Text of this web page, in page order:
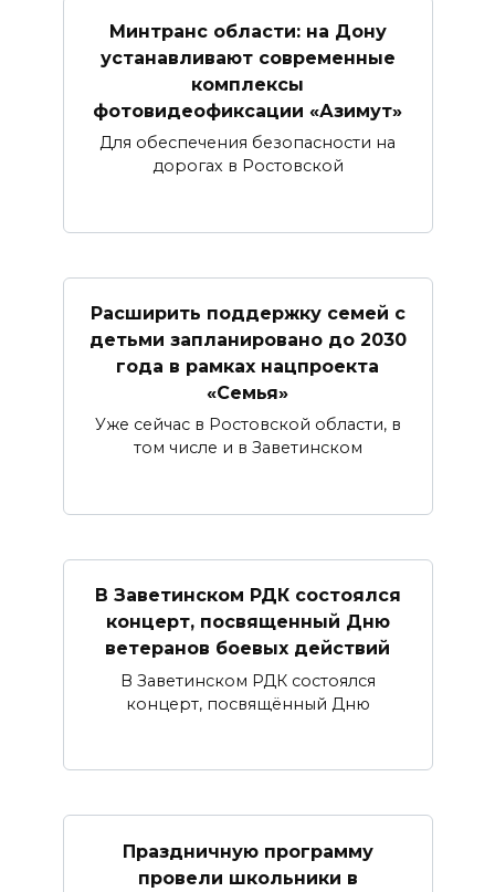
Минтранс области: на Дону
устанавливают современные
комплексы
фотовидеофиксации «Азимут»
Для обеспечения безопасности на
дорогах в Ростовской
Расширить поддержку семей с
детьми запланировано до 2030
года в рамках нацпроекта
«Семья»
Уже сейчас в Ростовской области, в
том числе и в Заветинском
В Заветинском РДК состоялся
концерт, посвященный Дню
ветеранов боевых действий
В Заветинском РДК состоялся
концерт, посвящённый Дню
Праздничную программу
провели школьники в